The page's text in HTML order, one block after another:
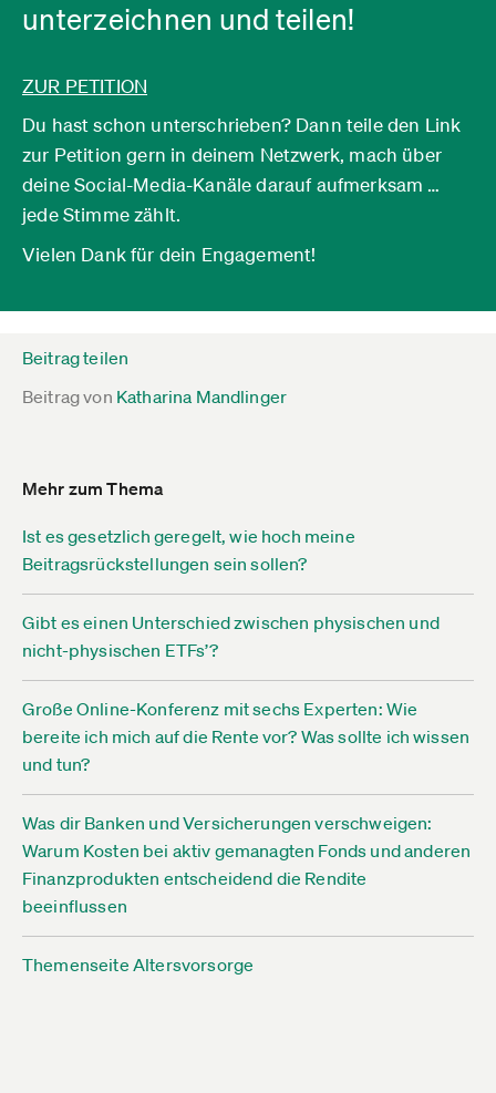
unterzeichnen und teilen!
ZUR PETITION
Du hast schon unterschrieben? Dann teile den Link
zur Petition gern in deinem Netzwerk, mach über
deine Social-Media-Kanäle darauf aufmerksam …
jede Stimme zählt.
Vielen Dank für dein Engagement!
Beitrag teilen
Beitrag von Katharina Mandlinger
Mehr zum Thema
Ist es gesetzlich geregelt, wie hoch meine
Beitragsrückstellungen sein sollen?
Gibt es einen Unterschied zwischen physischen und
nicht-physischen ETFs’?
Große Online-Konferenz mit sechs Experten: Wie
bereite ich mich auf die Rente vor? Was sollte ich wissen
und tun?
Was dir Banken und Versicherungen verschweigen:
Warum Kosten bei aktiv gemanagten Fonds und anderen
Finanzprodukten entscheidend die Rendite
beeinflussen
Themenseite Altersvorsorge